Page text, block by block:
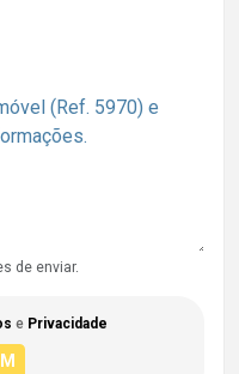
de enviar.
e Privacidade